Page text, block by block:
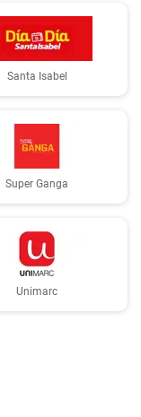
Santa Isabel
Super Ganga
Unimarc